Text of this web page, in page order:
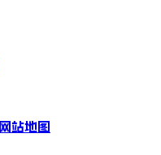
网站地图